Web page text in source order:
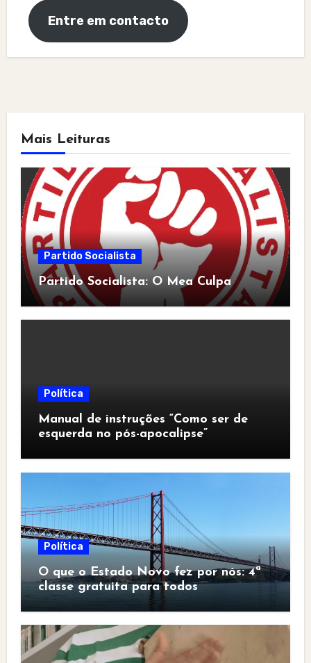
Entre em contacto
Mais Leituras
Partido Socialista
Partido Socialista: O Mea Culpa
Política
Manual de instruções “Como ser de
esquerda no pós-apocalipse”
Política
O que o Estado Novo fez por nós: 4ª
classe gratuita para todos